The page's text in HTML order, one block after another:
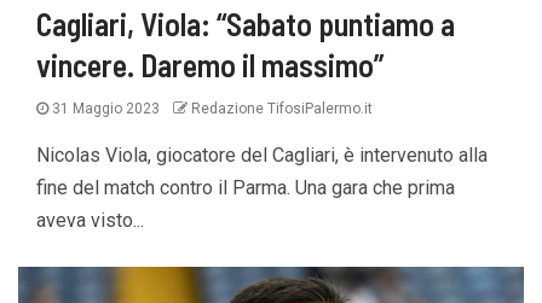
Cagliari, Viola: “Sabato puntiamo a
vincere. Daremo il massimo”
31 Maggio 2023 Redazione TifosiPalermo.it
Nicolas Viola, giocatore del Cagliari, è intervenuto alla
fine del match contro il Parma. Una gara che prima
aveva visto...